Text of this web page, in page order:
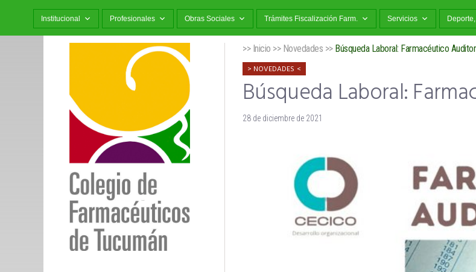
Institucional Profesionales Obras Sociales Trámites Fiscalización Farm. Servicios
>> Inicio >> Novedades >> Búsqueda Laboral: Farmacéutico Auditor
NOVEDADES
Búsqueda Laboral:
28 de diciembre de 2021